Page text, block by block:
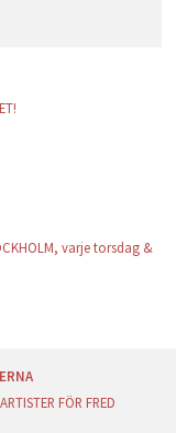
varje torsdag &
ARTISTER FÖR FRED